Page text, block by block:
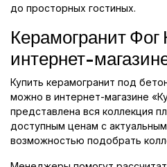
до просторных гостиных.
Керамогранит Фог
интернет-
Купить керамогранит под
можно в интернет-магазине
представлена вся коллекция
доступным ценам с
возможностью подобрать